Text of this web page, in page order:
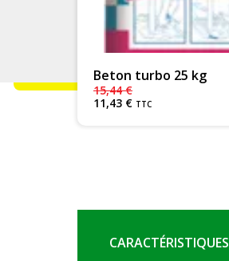
Beton turbo 25 kg
15,44€
11,43 € TTC
CARACTÉRISTIQUES